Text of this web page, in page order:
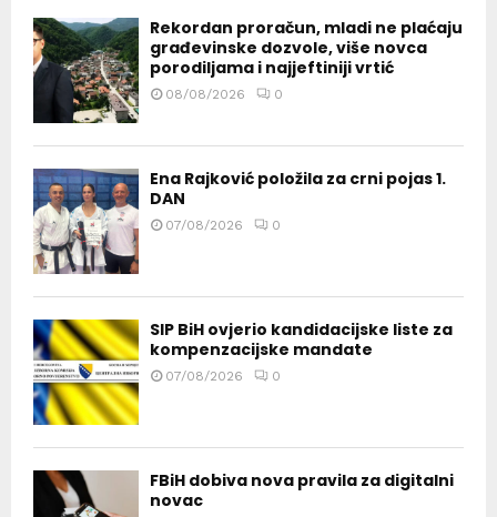
Rekordan proračun, mladi ne plaćaju
građevinske dozvole, više novca
porodiljama i najjeftiniji vrtić
08/08/2026 0
Ena Rajković položila za crni pojas 1.
DAN
07/08/2026 0
SIP BiH ovjerio kandidacijske liste za
kompenzacijske mandate
07/08/2026 0
FBiH dobiva nova pravila za digitalni
novac